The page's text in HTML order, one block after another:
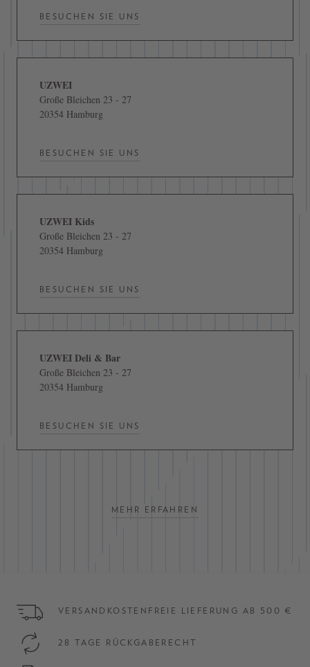
BESUCHEN SIE UNS
UZWEI
Große Bleichen 23 - 27
20354 Hamburg
BESUCHEN SIE UNS
UZWEI Kids
Große Bleichen 23 - 27
20354 Hamburg
BESUCHEN SIE UNS
UZWEI Deli & Bar
Große Bleichen 23 - 27
20354 Hamburg
BESUCHEN SIE UNS
MEHR ERFAHREN
VERSANDKOSTENFREIE LIEFERUNG AB 500 €
28 TAGE RÜCKGABERECHT